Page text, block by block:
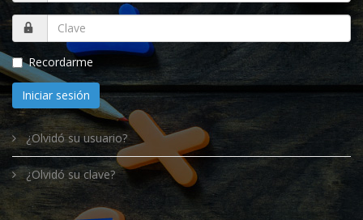
Recordarme
Iniciar sesión
¿Olvidó su usuario?
¿Olvidó su clave?